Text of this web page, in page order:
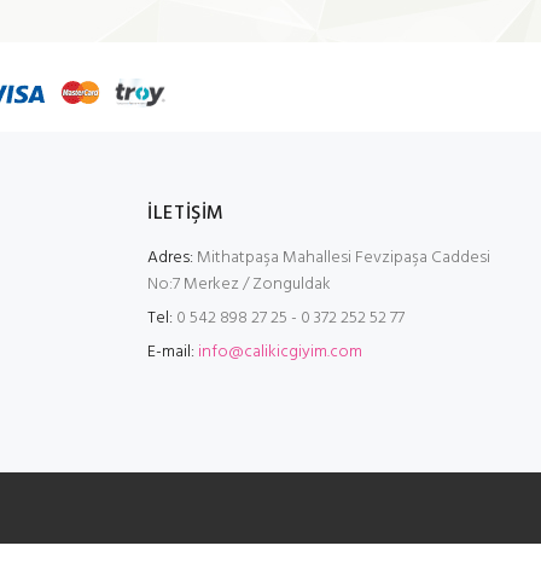
İLETİŞİM
Adres: Mithatpaşa Mahallesi Fevzipaşa Caddesi
No:7 Merkez / Zonguldak
Tel: 0 542 898 27 25 - 0 372 252 52 77
E-mail: info@calikicgiyim.com